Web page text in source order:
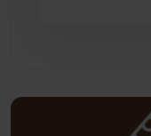
Planalto